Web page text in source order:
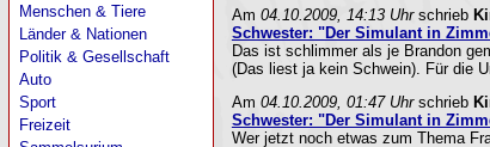
Am 04.10.2009, 14:13 Uhrschrieb
Schwester: "Der Simulant in
Das ist schlimmer als je Brandon
(Das liest ja kein Schwein). Für die
Am 04.10.2009, 01:47 Uhrschrieb
Schwester: "Der Simulant in
Wer jetzt noch etwas zum Thema
Menschen & Tiere
Länder & Nationen
Politik & Gesellschaft
Auto
Sport
Freizeit